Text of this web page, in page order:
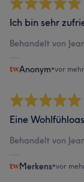
Ich bin sehr
Behandelt von
Anonym•vor
Eine
Behandelt von
Merkens•vor